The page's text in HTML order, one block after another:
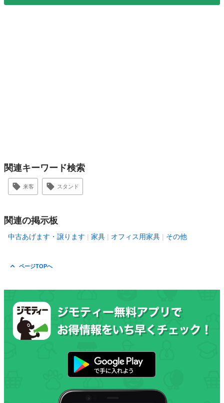
関連キーワード検索
来客 スタンド
関連の掲示板
中古あげます・譲ります 家具 オフィス用家具 その他
ページTOPへ